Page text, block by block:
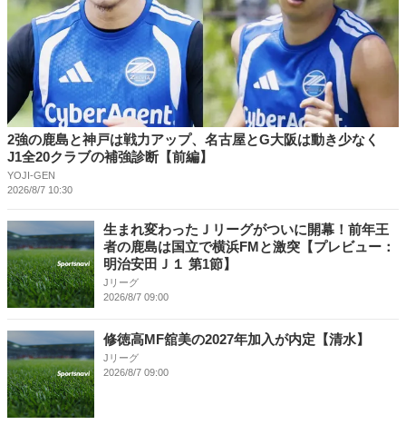
2強の鹿島と神戸は戦力アップ、名古屋とG大阪は動き少なく
J1全20クラブの補強診断【前編】
YOJI-GEN
2026/8/7 10:30
生まれ変わったＪリーグがついに開幕！前年王
者の鹿島は国立で横浜FMと激突【プレビュー：
明治安田Ｊ１ 第1節】
Jリーグ
2026/8/7 09:00
修徳高MF舘美の2027年加入が内定【清水】
Jリーグ
2026/8/7 09:00